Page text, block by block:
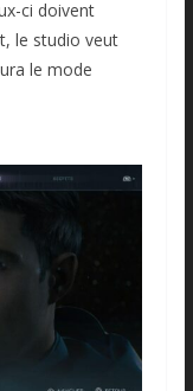
ci doivent
le studio veut
le mode